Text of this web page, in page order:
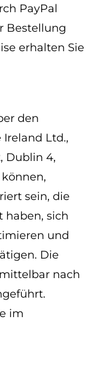
PayPal
Bestellung
erhalten Sie
den
Ltd.,
Dublin 4,
können,
sein, die
haben, sich
und
Die
nach
im